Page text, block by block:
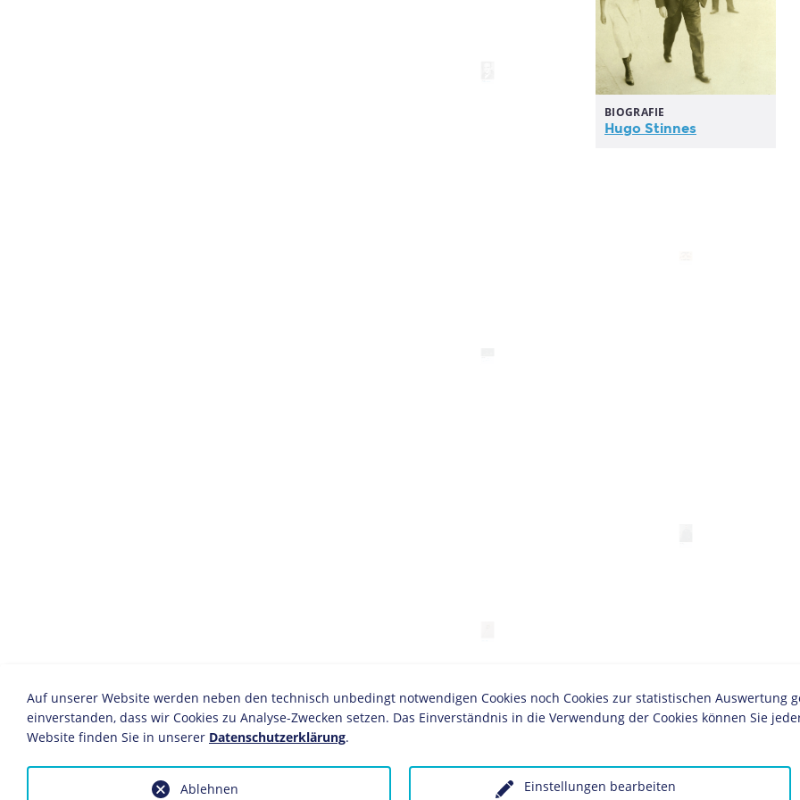
BIOGRAFIE
Hugo Stinnes
Auf unserer Website werden neben den technisch unbedingt notwendigen Cookies noch Cookies zur statistischen Auswertung
einverstanden, dass wir Cookies zu Analyse-Zwecken setzen. Das Einverständnis in die Verwendung der Cookies können Sie
Website finden Sie in unserer Datenschutzerklärung.
Einstellungen bearbeiten
Ablehnen